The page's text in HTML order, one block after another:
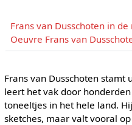
Frans van Dusschoten in de
Oeuvre Frans van
Frans van Dusschoten
leert het vak door
toneeltjes in het hele land.
sketches, maar valt vooral